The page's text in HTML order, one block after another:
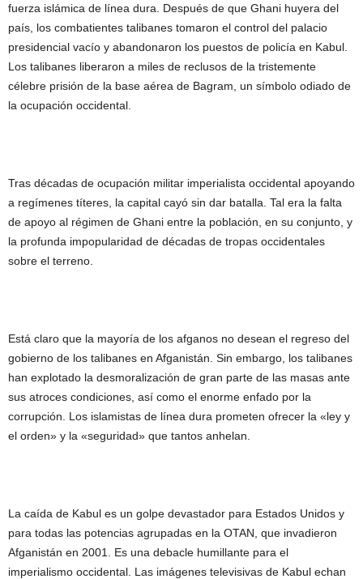
fuerza islámica de línea dura. Después de que Ghani huyera del
país, los combatientes talibanes tomaron el control del palacio
presidencial vacío y abandonaron los puestos de policía en Kabul.
Los talibanes liberaron a miles de reclusos de la tristemente
célebre prisión de la base aérea de Bagram, un símbolo odiado de
la ocupación occidental.
Tras décadas de ocupación militar imperialista occidental apoyando
a regímenes títeres, la capital cayó sin dar batalla. Tal era la falta
de apoyo al régimen de Ghani entre la población, en su conjunto, y
la profunda impopularidad de décadas de tropas occidentales
sobre el terreno.
Está claro que la mayoría de los afganos no desean el regreso del
gobierno de los talibanes en Afganistán. Sin embargo, los talibanes
han explotado la desmoralización de gran parte de las masas ante
sus atroces condiciones, así como el enorme enfado por la
corrupción. Los islamistas de línea dura prometen ofrecer la «ley y
el orden» y la «seguridad» que tantos anhelan.
La caída de Kabul es un golpe devastador para Estados Unidos y
para todas las potencias agrupadas en la OTAN, que invadieron
Afganistán en 2001. Es una debacle humillante para el
imperialismo occidental. Las imágenes televisivas de Kabul echan